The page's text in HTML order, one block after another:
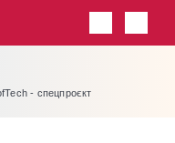
- спецпроєкт